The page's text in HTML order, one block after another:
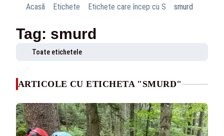
Acasă Etichete Etichete care încep cu S smurd
Tag: smurd
Toate etichetele
ARTICOLE CU ETICHETA "SMURD"